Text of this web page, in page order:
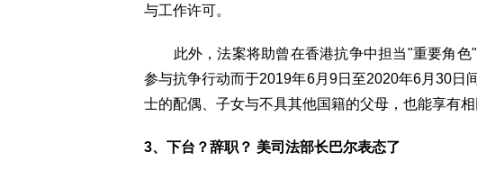
与工作许可。
此外，法案将助曾在香港抗争中担当"重要角色"
参与抗争行动而于2019年6月9日至2020年6月30日
士的配偶、子女与不具其他国籍的父母，也能享有相
3、下台？辞职？ 美司法部长巴尔表态了